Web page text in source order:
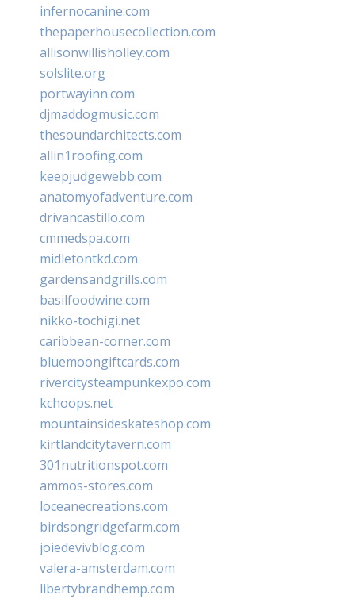
infernocanine.com
thepaperhousecollection.com
allisonwillisholley.com
solslite.org
portwayinn.com
djmaddogmusic.com
thesoundarchitects.com
allin1roofing.com
keepjudgewebb.com
anatomyofadventure.com
drivancastillo.com
cmmedspa.com
midletontkd.com
gardensandgrills.com
basilfoodwine.com
nikko-tochigi.net
caribbean-corner.com
bluemoongiftcards.com
rivercitysteampunkexpo.com
kchoops.net
mountainsideskateshop.com
kirtlandcitytavern.com
301nutritionspot.com
ammos-stores.com
loceanecreations.com
birdsongridgefarm.com
joiedevivblog.com
valera-amsterdam.com
libertybrandhemp.com